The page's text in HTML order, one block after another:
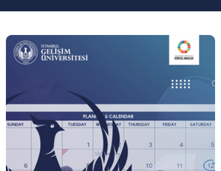
Akademik Takvim Burslar Taban Puanlar